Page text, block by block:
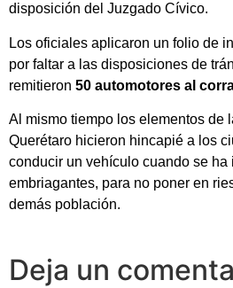
disposición del Juzgado Cívico.
Los oficiales aplicaron un folio de
por faltar a las disposiciones de
remitieron 50 automotores al
Al mismo tiempo los elementos de
Querétaro hicieron hincapié a los
conducir un vehículo cuando se
embriagantes, para no poner en
demás población.
Deja un